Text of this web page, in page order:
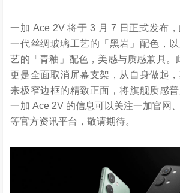
一加 Ace 2V 将于 3 月 7 日正式发布
一代丝绸玻璃工艺的「黑岩」配色，
艺的「青釉」配色，美感与质感兼具。
更是全面取消屏幕支架，从自身做起
来极窄边框的精致正面，将旗舰质感
一加 Ace 2V 的信息可以关注一加官网
等官方资讯平台，敬请期待。